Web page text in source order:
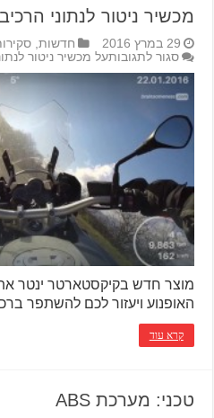
מכשיר ניטור לנתוני
29 במרץ 2016 חדשות,
סגור לתגובותעל מכשיר ניטור
מוצר חדש בקיקסטארטר ינטר
האופנוע ויעזור לכם להשתפר
קרא עוד
טכני: מערכת ABS